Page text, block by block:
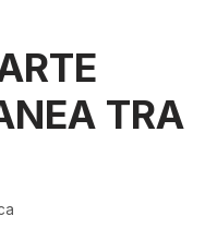
TRA